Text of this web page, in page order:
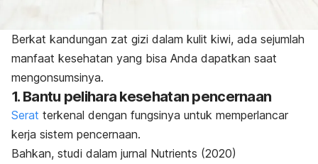
Berkat kandungan zat gizi dalam kulit kiwi, ada sejumlah
manfaat kesehatan yang bisa Anda dapatkan saat
mengonsumsinya.
1. Bantu pelihara kesehatan pencernaan
Serat terkenal dengan fungsinya untuk memperlancar
kerja sistem pencernaan.
Bahkan, studi dalam jurnal Nutrients (2020)